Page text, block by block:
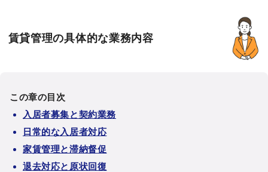
賃貸管理の具体的な業務内容
この章の目次
入居者募集と契約業務
日常的な入居者対応
家賃管理と滞納督促
退去対応と原状回復